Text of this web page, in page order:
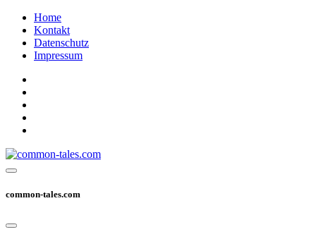
Home
Kontakt
Datenschutz
Impressum
common-tales.com